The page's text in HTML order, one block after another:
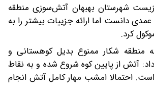
شهرستان بهبهان آتش‌سوزی منطقه
دانست اما ارائه جزییات بیشتر را به
کرد.
منطقه شکار ممنوع بدیل کوهستانی و
آتش از پایین کوه شروع شده و به نقاط
احتمالا امشب مهار کامل آتش انجام